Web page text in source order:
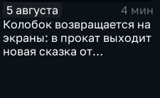
5 августа
4 мин
Колобок возвращается на
экраны: в прокат выходит
новая сказка от